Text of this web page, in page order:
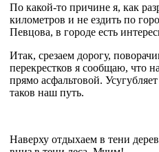
По какой-то причине я, как
километров и не ездить по
Певцова, в городе есть
Итак, срезаем дорогу,
перекрестков я сообщаю, что
прямо асфальтовой.
таков наш путь.
Наверху отдыхаем в тени